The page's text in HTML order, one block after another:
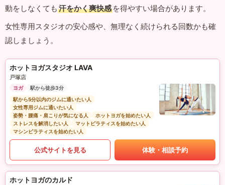
動をしなくても 汗をかく爽快感 を得やすい場合があります。
女性専用スタジオの安心感や、無理なく続けられる回数かも確
認しましょう。
ホットヨガスタジオ LAVA
戸塚店
ヨガ
駅から徒歩3分
駅から5分以内のジムに通いたい人
女性専用ジムに通いたい人
姿勢・腰痛・肩こりが気になる人
ホットヨガを始めたい人
ストレスを解消したい人
マットピラティスを始めたい人
マシンピラティスを始めたい人
公式サイトを見る 体験・相談予約
ホットヨガのカルド